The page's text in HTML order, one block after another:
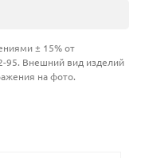
± 15% от
95. Внешний вид изделий
на фото.